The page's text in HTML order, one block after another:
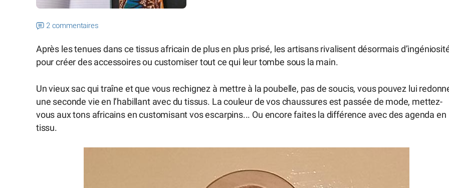
2 commentaires
Après les tenues dans ce tissus africain de plus en plus prisé, les artisans rivalisent désormais
pour créer des accessoires ou customiser tout ce qui leur tombe sous la main.
Un vieux sac qui traîne et que vous rechignez à mettre à la poubelle, pas de soucis, vous pouvez lui
une seconde vie en l’habillant avec du tissus. La couleur de vos chaussures est passée de mode, mettez-
vous aux tons africains en customisant vos escarpins... Ou encore faites la différence avec des agenda en
tissu.